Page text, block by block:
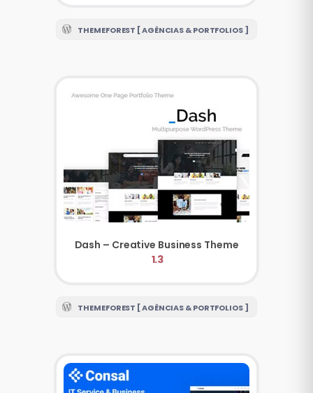
THEMEFOREST [ AGÊNCIAS & PORTFOLIOS ]
1.3
THEMEFOREST [ AGÊNCIAS & PORTFOLIOS ]